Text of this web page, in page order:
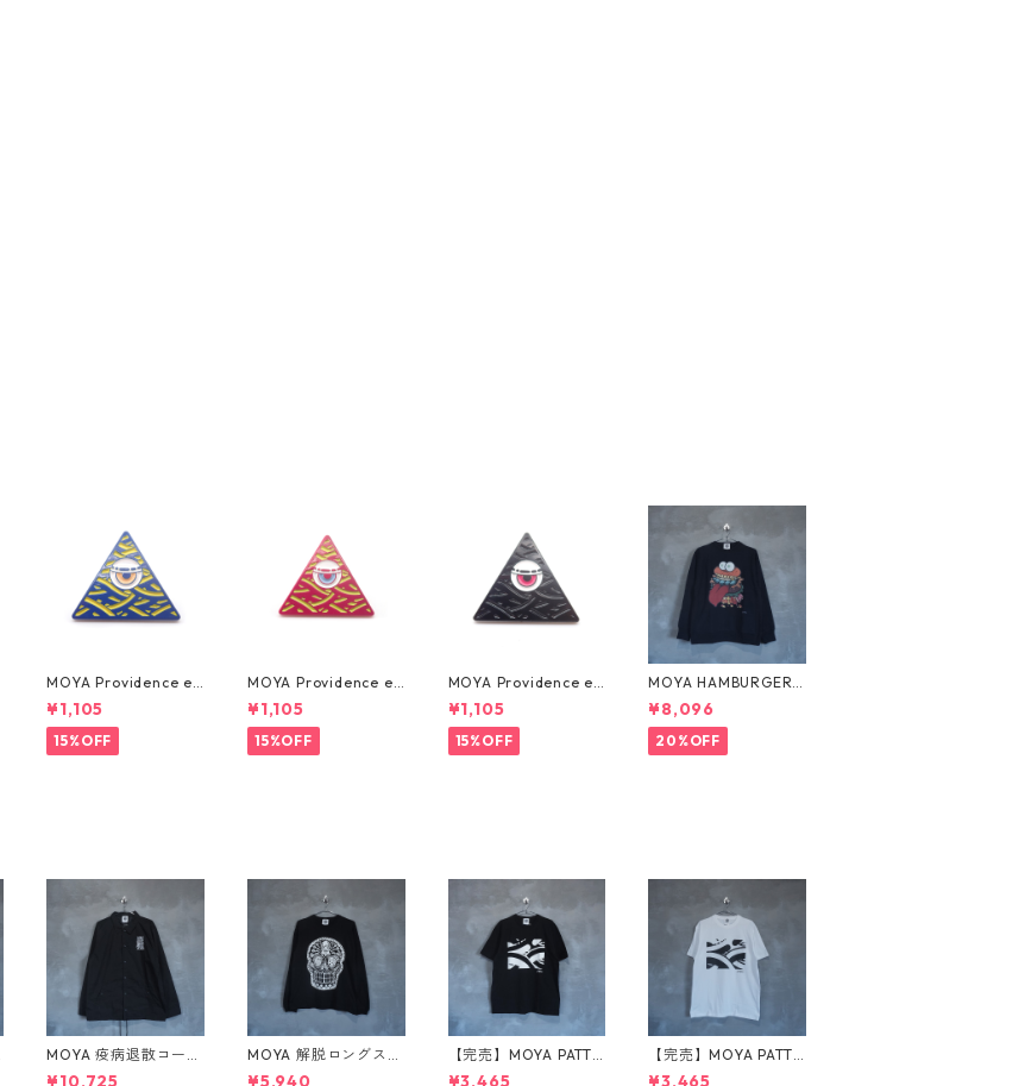
MOYA Providence ey
e pin badge YELLOW
× BLUE
¥1,105
15%OFF
MOYA Providence ey
e pin badge LIGHT G
REEN × DEEP PINK
¥1,105
15%OFF
MOYA Providence ey
e pin badge BLACK ×
BLACK
¥1,105
15%OFF
MOYA HAMBURGER
MONSTER スウェット
ネイビー
¥8,096
20%OFF
MOYA 疫病退散コーチ
ジャケット
¥10,725
MOYA 解脱ロングスリ
ーブ
¥5,940
【完売】MOYA PATTE
RN Tシャツ 黒
¥3,465
【完売】MOYA PATTE
RN Tシャツ 白
¥3,465